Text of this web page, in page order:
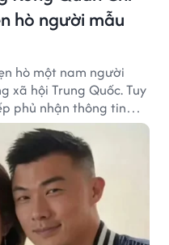
hò người mẫu
hò một nam người
xã hội Trung Quốc. Tuy
phủ nhận thông tin